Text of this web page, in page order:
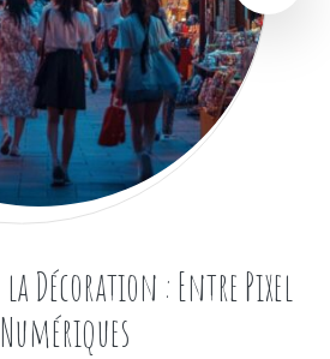
la Décoration : Entre Pixel